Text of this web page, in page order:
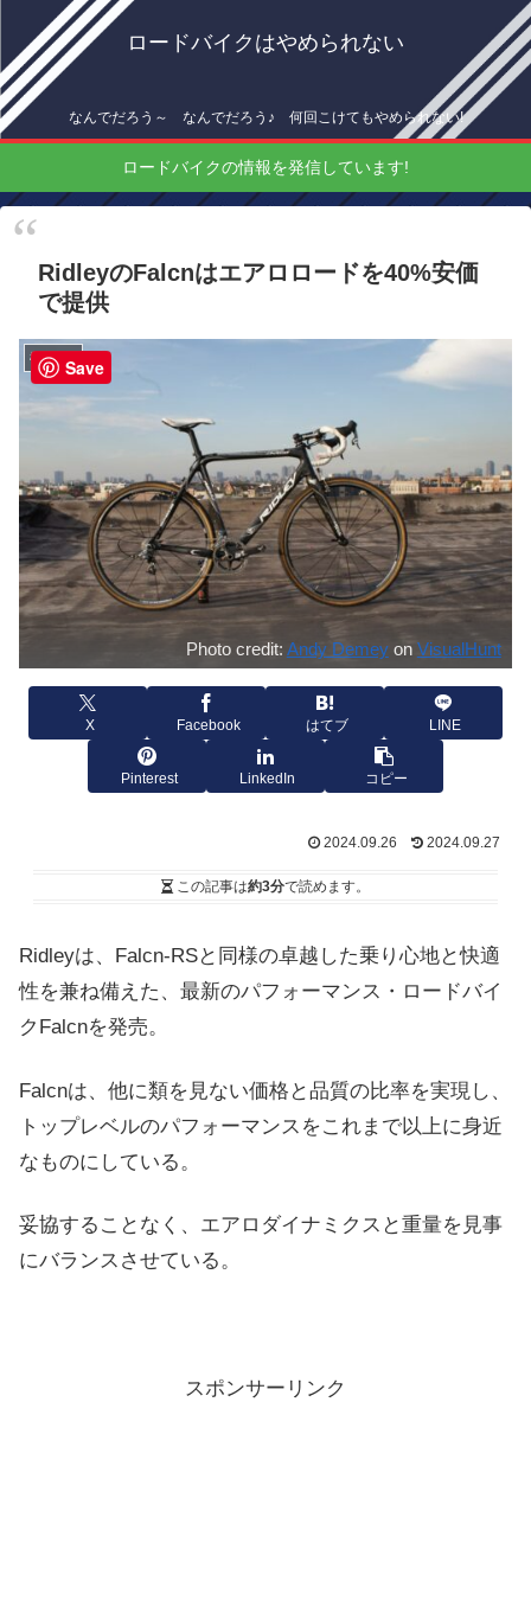
ロードバイクはやめられない
なんでだろう～ なんでだろう♪ 何回こけてもやめられない!
ロードバイクの情報を発信しています!
RidleyのFalcnはエアロロードを40%安価
で提供
機材情報
Photo credit: Andy Demeyon VisualHunt
X Facebook はてブ LINE
Pinterest LinkedIn コピー
2024.09.26 2024.09.27
この記事は約3分で読めます。
Ridleyは、Falcn-RSと同様の卓越した乗り心地と快適
性を兼ね備えた、最新のパフォーマンス・ロードバイ
クFalcnを発売。
Falcnは、他に類を見ない価格と品質の比率を実現し、
トップレベルのパフォーマンスをこれまで以上に身近
なものにしている。
妥協することなく、エアロダイナミクスと重量を見事
にバランスさせている。
スポンサーリンク
Save